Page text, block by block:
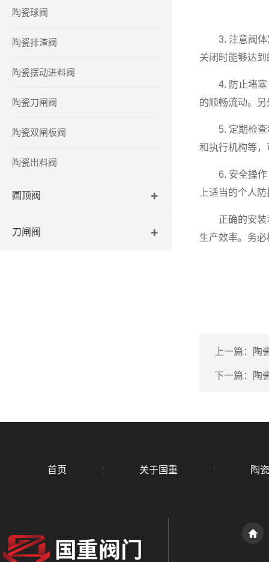
陶瓷球阀
陶瓷排渣阀
陶瓷摆动进料阀
陶瓷刀闸阀
陶瓷双闸板阀
陶瓷出料阀
圆顶阀
刀闸阀
3. 注意阀体定
关闭时能够达
4. 防止堵塞：
的顺畅流动。
5. 定期检查和
和执行机构等
6. 安全操作：
上适当的个人
正确的安装和
生产效率。务
上一篇： 陶
下一篇： 陶
首页 关于国重 陶